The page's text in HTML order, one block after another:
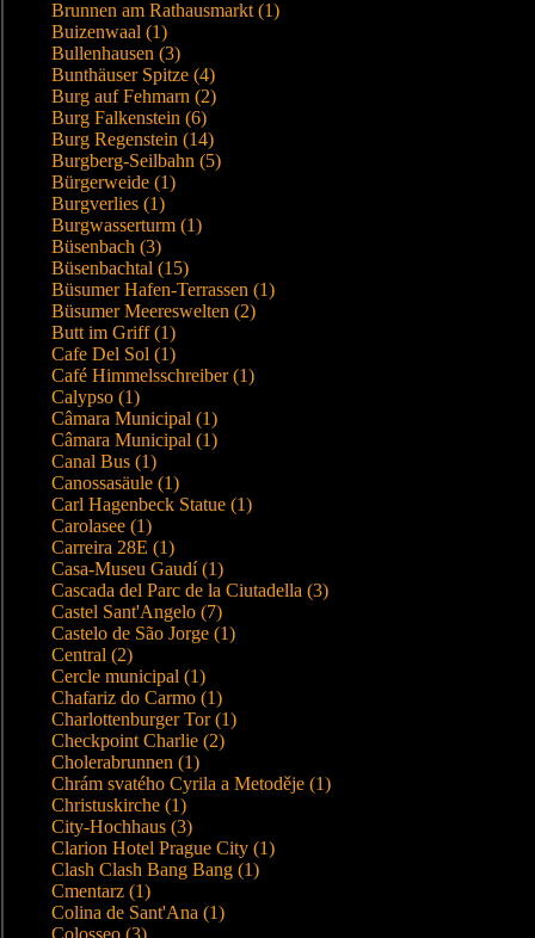
Brunnen am Rathausmarkt (1)
Buizenwaal (1)
Bullenhausen (3)
Bunthäuser Spitze (4)
Burg auf Fehmarn (2)
Burg Falkenstein (6)
Burg Regenstein (14)
Burgberg-Seilbahn (5)
Bürgerweide (1)
Burgverlies (1)
Burgwasserturm (1)
Büsenbach (3)
Büsenbachtal (15)
Büsumer Hafen-Terrassen (1)
Büsumer Meereswelten (2)
Butt im Griff (1)
Cafe Del Sol (1)
Café Himmelsschreiber (1)
Calypso (1)
Câmara Municipal (1)
Câmara Municipal (1)
Canal Bus (1)
Canossasäule (1)
Carl Hagenbeck Statue (1)
Carolasee (1)
Carreira 28E (1)
Casa-Museu Gaudí (1)
Cascada del Parc de la Ciutadella (3)
Castel Sant'Angelo (7)
Castelo de São Jorge (1)
Central (2)
Cercle municipal (1)
Chafariz do Carmo (1)
Charlottenburger Tor (1)
Checkpoint Charlie (2)
Cholerabrunnen (1)
Chrám svatého Cyrila a Metoděje (1)
Christuskirche (1)
City-Hochhaus (3)
Clarion Hotel Prague City (1)
Clash Clash Bang Bang (1)
Cmentarz (1)
Colina de Sant'Ana (1)
Colosseo (3)